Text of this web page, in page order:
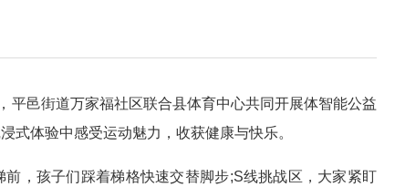
邑街道万家福社区联合县体育中心共同开展体智能公益
式体验中感受运动魅力，收获健康与快乐。
孩子们踩着梯格快速交替脚步;S线挑战区，大家紧盯